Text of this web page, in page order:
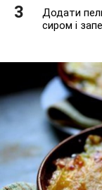
Додати
сиром і